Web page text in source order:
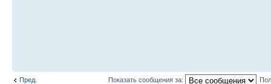
Пред. Показать сообщения за: